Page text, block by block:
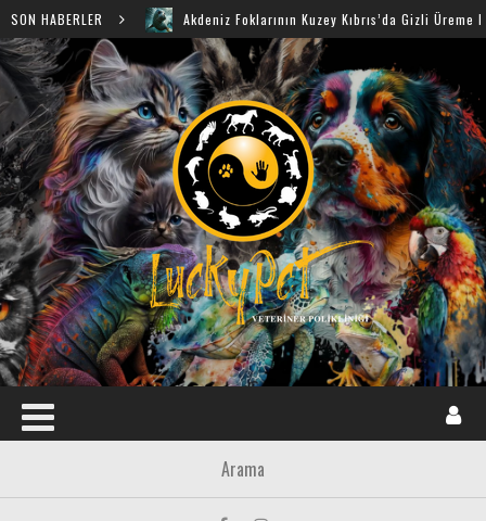
SON HABERLER Akdeniz Foklarının Kuzey Kıbrıs’da Gizli Üreme